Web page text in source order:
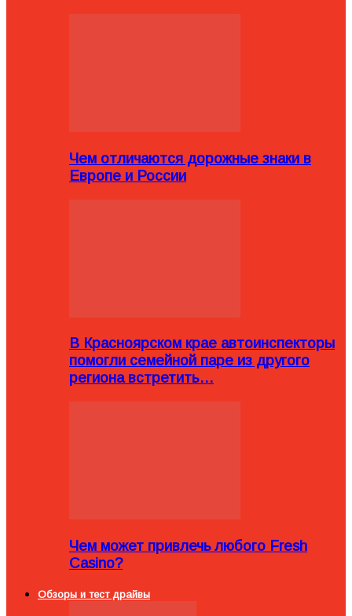
Чем отличаются дорожные знаки в
Европе и России
В Красноярском крае автоинспекторы
помогли семейной паре из другого
региона встретить…
Чем может привлечь любого Fresh
Casino?
Обзоры и тест драйвы